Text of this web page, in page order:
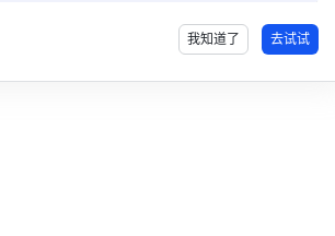
我知道了 去试试